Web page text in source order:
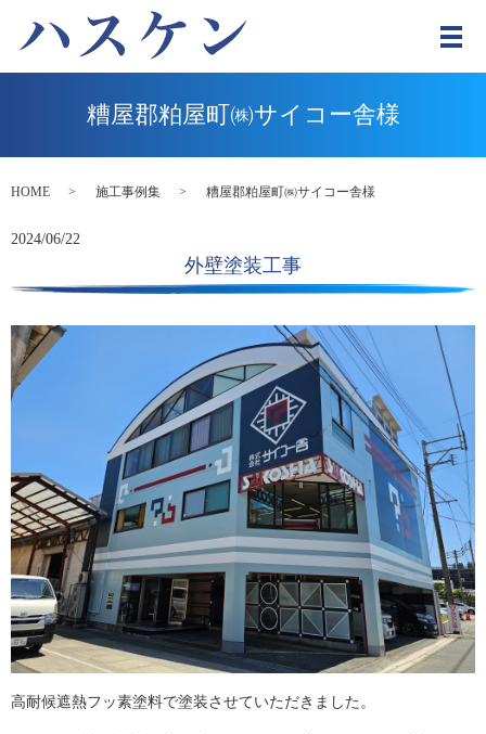
メ
糟屋郡粕屋町㈱サイコー舎様
HOME 施工事例集 糟屋郡粕屋町㈱サイコー舎様
2024/06/22
外壁塗装工事
高耐候遮熱フッ素塗料で塗装させていただきました。